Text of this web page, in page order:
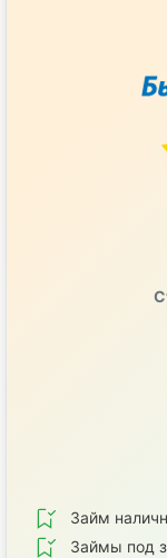
Займ
Займы под